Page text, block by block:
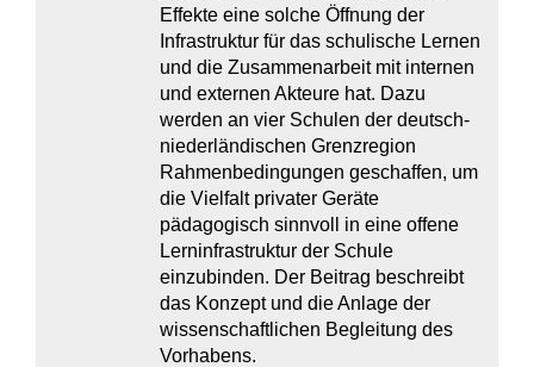
Effekte eine solche Öffnung der
Infrastruktur für das schulische Lernen
und die Zusammenarbeit mit internen
und externen Akteure hat. Dazu
werden an vier Schulen der deutsch-
niederländischen Grenzregion
Rahmenbedingungen geschaffen, um
die Vielfalt privater Geräte
pädagogisch sinnvoll in eine offene
Lerninfrastruktur der Schule
einzubinden. Der Beitrag beschreibt
das Konzept und die Anlage der
wissenschaftlichen Begleitung des
Vorhabens.